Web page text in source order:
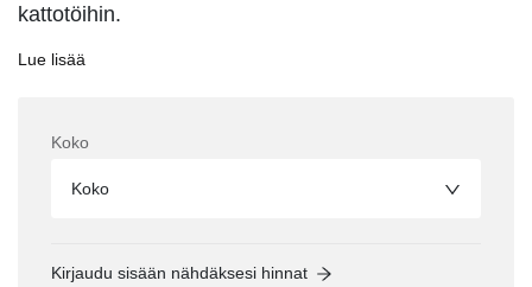
kattotöihin.
Lue lisää
Koko
Koko
Kirjaudu sisään nähdäksesi hinnat